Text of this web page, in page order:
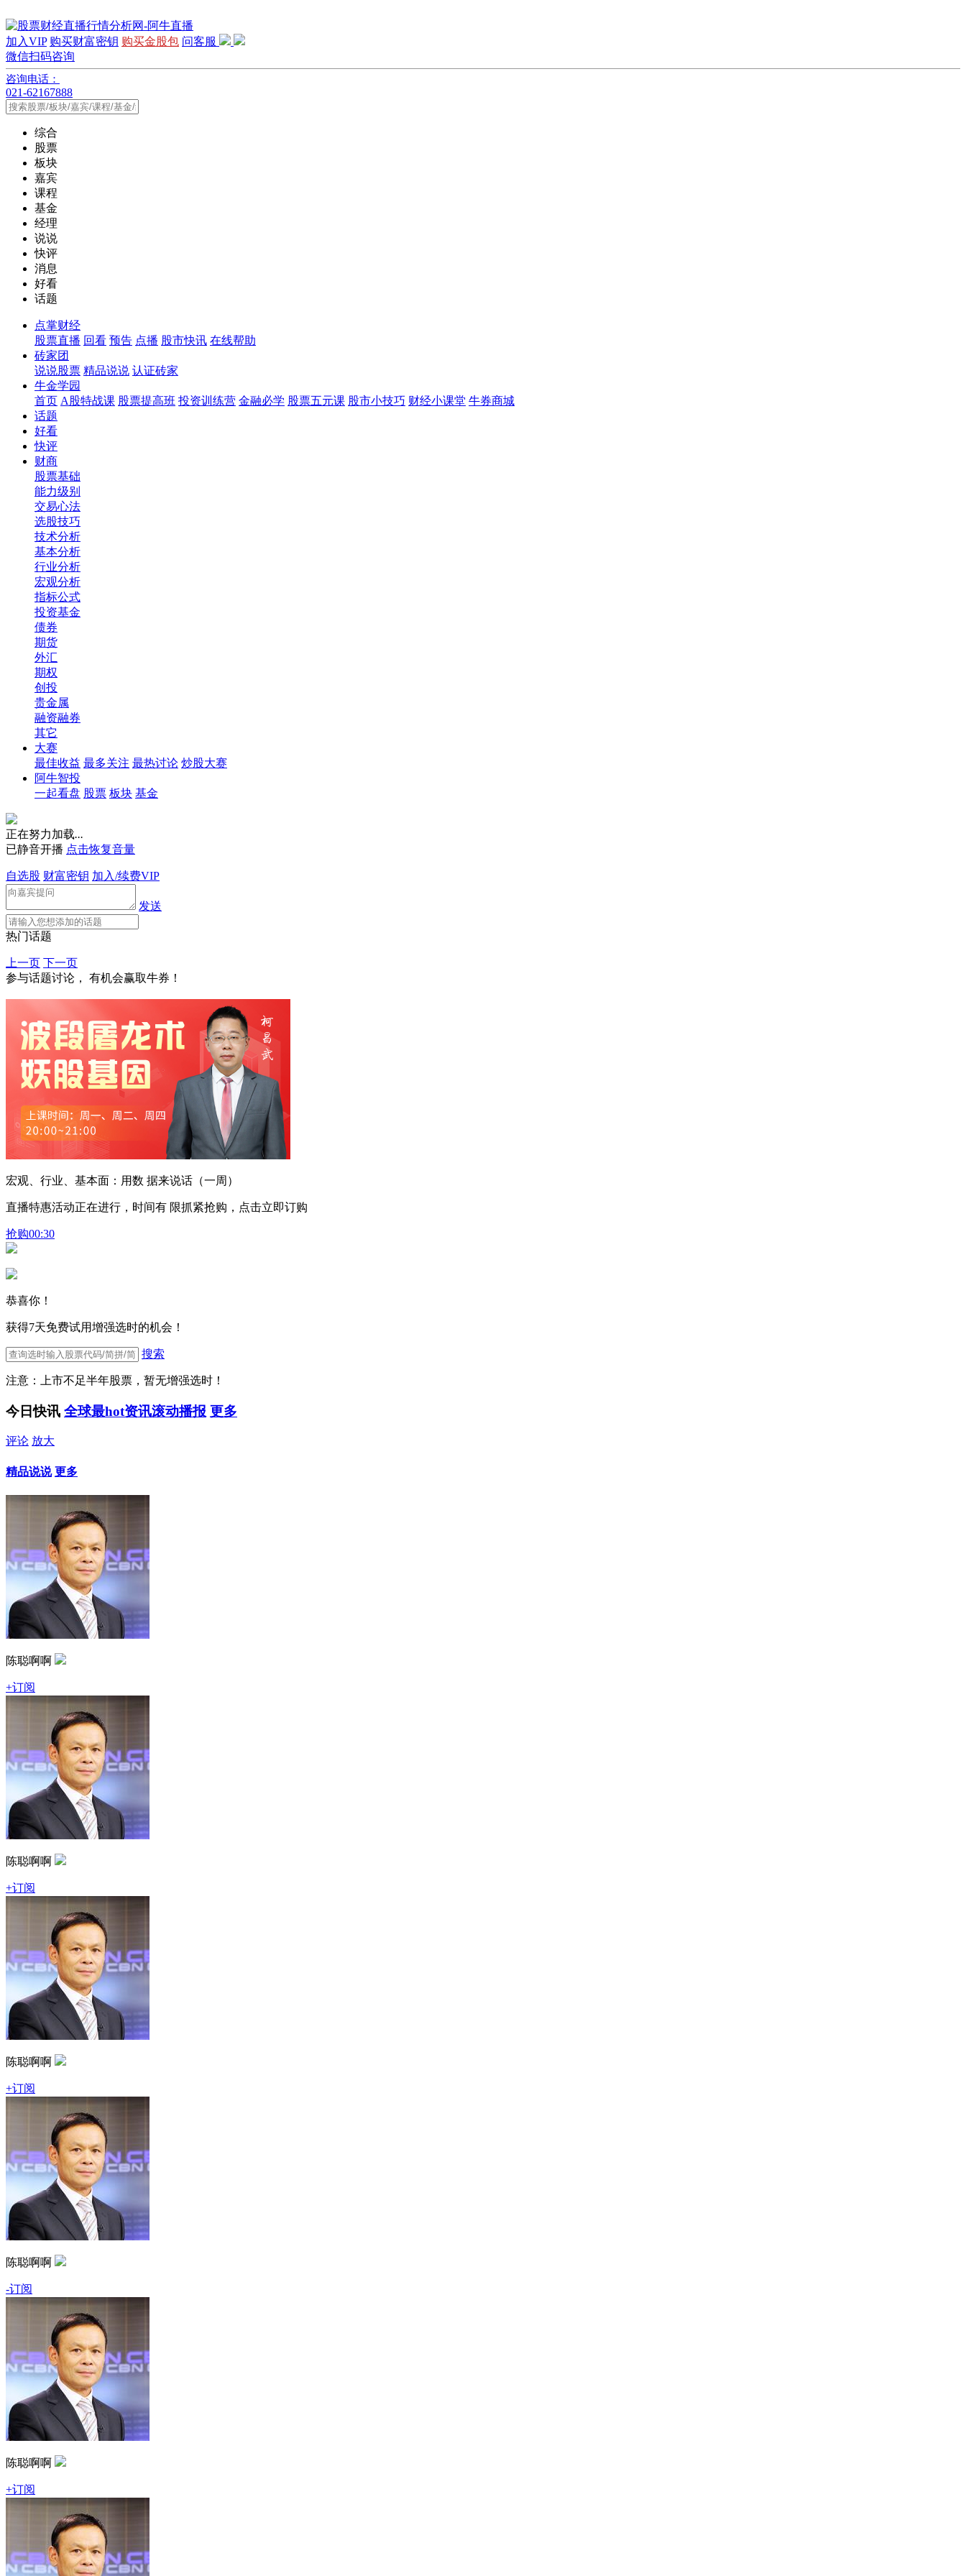
加入VIP 购买财富密钥 购买金股包 问客服
微信扫码咨询
咨询电话：
021-62167888
综合
股票
板块
嘉宾
课程
基金
经理
说说
快评
消息
好看
话题
点掌财经
股票直播 回看 预告 点播 股市快讯 在线帮助
砖家团
说说股票 精品说说 认证砖家
牛金学园
首页 A股特战课 股票提高班 投资训练营 金融必学 股票五元课 股市小技巧 财经小课堂 牛券商城
话题
好看
快评
财商
股票基础
能力级别
交易心法
选股技巧
技术分析
基本分析
行业分析
宏观分析
指标公式
投资基金
债券
期货
外汇
期权
创投
贵金属
融资融券
其它
大赛
最佳收益 最多关注 最热讨论 炒股大赛
阿牛智投
一起看盘 股票 板块 基金
正在努力加载...
已静音开播 点击恢复音量
自选股 财富密钥 加入/续费VIP
发送
热门话题
上一页 下一页
参与话题讨论， 有机会赢取牛券！
宏观、行业、基本面：用数 据来说话（一周）
直播特惠活动正在进行，时间有 限抓紧抢购，点击立即订购
抢购00:30
恭喜你！
获得7天免费试用增强选时的机会！
搜索
注意：上市不足半年股票，暂无增强选时！
今日快讯 全球最hot资讯滚动播报 更多
评论 放大
精品说说 更多
陈聪啊啊
+订阅
陈聪啊啊
+订阅
陈聪啊啊
+订阅
陈聪啊啊
-订阅
陈聪啊啊
+订阅